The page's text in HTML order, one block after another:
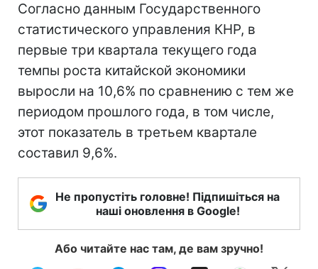
Согласно данным Государственного
статистического управления КНР, в
первые три квартала текущего года
темпы роста китайской экономики
выросли на 10,6% по сравнению с тем же
периодом прошлого года, в том числе,
этот показатель в третьем квартале
составил 9,6%.
Не пропустіть головне! Підпишіться на
наші оновлення в Google!
Або читайте нас там, де вам зручно!